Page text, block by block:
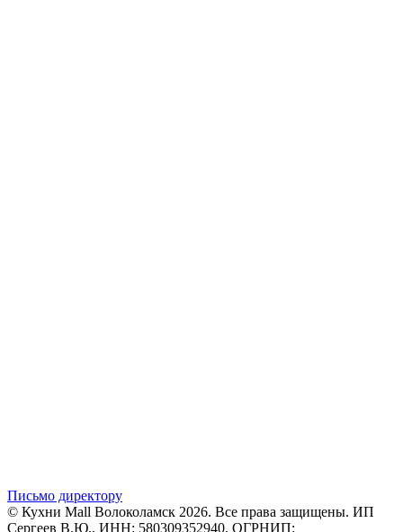
Письмо директору
© Кухни Mall Волоколамск 2026. Все права защищены. ИП
Сергеев В.Ю., ИНН: 580309352940, ОГРНИП: